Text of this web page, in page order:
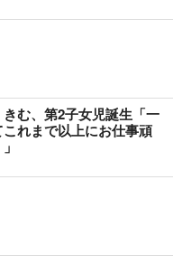
む、第2子女児誕生「一
れまで以上にお仕事頑